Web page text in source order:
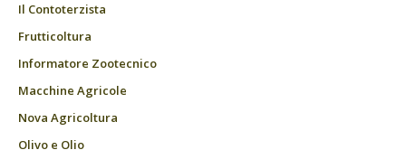
Il Contoterzista
Frutticoltura
Informatore Zootecnico
Macchine Agricole
Nova Agricoltura
Olivo e Olio